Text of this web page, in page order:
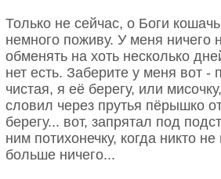
Только не сейчас, о Боги
немного поживу. У меня ничего
обменять на хоть несколько
нет есть. Заберите у меня вот -
чистая, я её берегу, или
словил через прутья пёрышко
берегу... вот, запрятал под
ним потихонечку, когда никто
больше ничего...